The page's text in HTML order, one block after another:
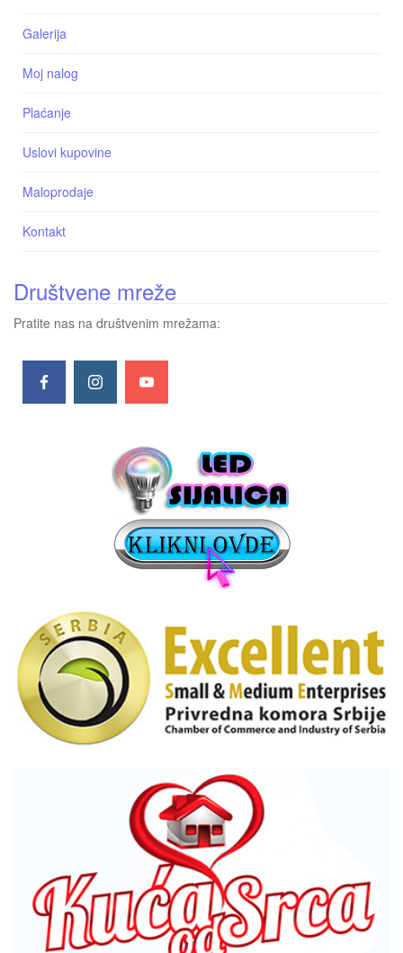
Galerija
Moj nalog
Plaćanje
Uslovi kupovine
Maloprodaje
Kontakt
Društvene mreže
Pratite nas na društvenim mrežama: